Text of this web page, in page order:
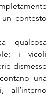
contesto
qualcosa
i vicoli
dismesse
una
all’interno